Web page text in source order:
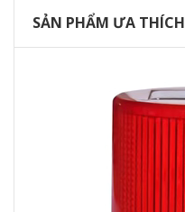
SẢN PHẨM ƯA THÍCH